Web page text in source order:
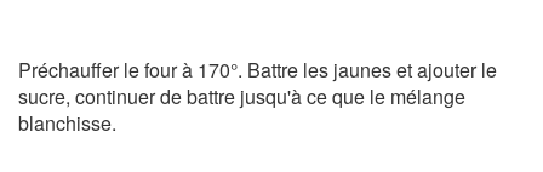
Préchauffer le four à 170°. Battre les jaunes et ajouter le
sucre, continuer de battre jusqu'à ce que le mélange
blanchisse.